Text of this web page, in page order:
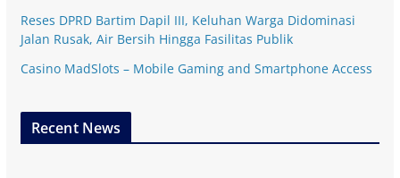
Reses DPRD Bartim Dapil III, Keluhan Warga Didominasi
Jalan Rusak, Air Bersih Hingga Fasilitas Publik
Casino MadSlots – Mobile Gaming and Smartphone Access
Recent News